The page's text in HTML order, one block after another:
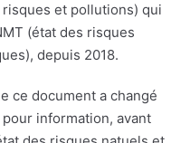
risques et pollutions) qui
(état des risques
depuis 2018.
ce document a changé
information, avant